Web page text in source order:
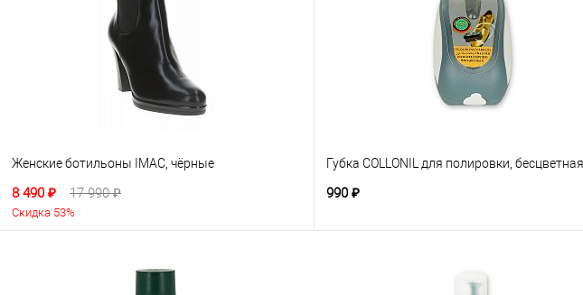
Женские ботильоны IMAC, чёрные
8 490 ₽ 17 990 ₽
Скидка 53%
Губка COLLONIL для полировки, бесцветная
990 ₽